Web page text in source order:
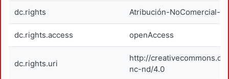
dc.rights Atribución-NoComercial-
dc.rights.access openAccess
dc.rights.uri
http://
nc-nd/4.0